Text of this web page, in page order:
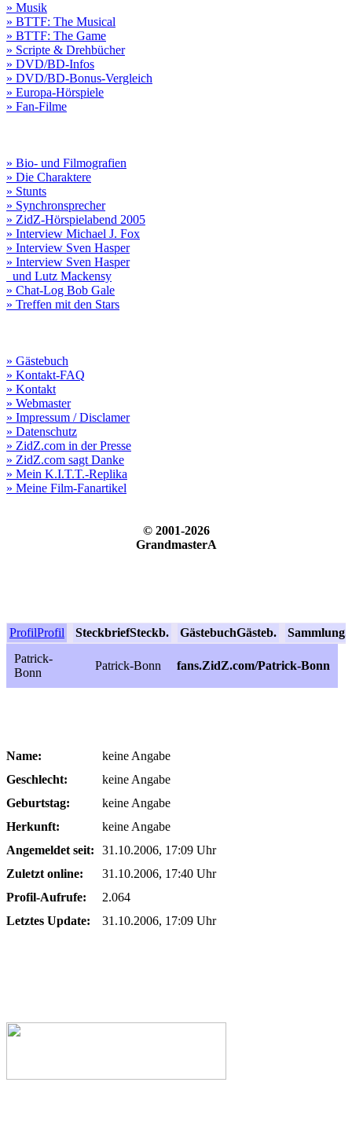
» Musik
» BTTF: The Musical
» BTTF: The Game
» Scripte & Drehbücher
» DVD/BD-Infos
» DVD/BD-Bonus-Vergleich
» Europa-Hörspiele
» Fan-Filme
» Bio- und Filmografien
» Die Charaktere
» Stunts
» Synchronsprecher
» ZidZ-Hörspielabend 2005
» Interview Michael J. Fox
» Interview Sven Hasper
» Interview Sven Hasper
und Lutz Mackensy
» Chat-Log Bob Gale
» Treffen mit den Stars
» Gästebuch
» Kontakt-FAQ
» Kontakt
» Webmaster
» Impressum / Disclamer
» Datenschutz
» ZidZ.com in der Presse
» ZidZ.com sagt Danke
» Mein K.I.T.T.-Replika
» Meine Film-Fanartikel
© 2001-2026
GrandmasterA
ProfilProfil SteckbriefSteckb. GästebuchGästeb. Sammlung
Patrick-
Bonn
Patrick-Bonn fans.ZidZ.com/Patrick-Bonn
Name:
keine Angabe
Geschlecht:
keine Angabe
Geburtstag:
keine Angabe
Herkunft:
keine Angabe
Angemeldet seit:
31.10.2006, 17:09 Uhr
Zuletzt online:
31.10.2006, 17:40 Uhr
Profil-Aufrufe:
2.064
Letztes Update:
31.10.2006, 17:09 Uhr